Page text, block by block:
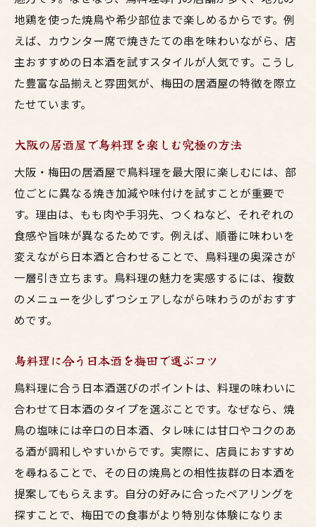
地鶏を使った焼鳥や希少部位まで楽しめるからです。例
えば、カウンター席で焼きたての串を味わいながら、店
主おすすめの日本酒を試すスタイルが人気です。こうし
た豊富な品揃えと雰囲気が、梅田の居酒屋の特徴を際立
たせています。
大阪の居酒屋で鳥料理を楽しむ究極の方法
大阪・梅田の居酒屋で鳥料理を最大限に楽しむには、部
位ごとに異なる焼き加減や味付けを試すことが重要で
す。理由は、もも肉や手羽先、つくねなど、それぞれの
食感や旨味が異なるためです。例えば、順番に味わいを
変えながら日本酒と合わせることで、鳥料理の奥深さが
一層引き立ちます。鳥料理の魅力を実感するには、複数
のメニューを少しずつシェアしながら味わうのがおすす
めです。
鳥料理に合う日本酒を梅田で選ぶコツ
鳥料理に合う日本酒選びのポイントは、料理の味わいに
合わせて日本酒のタイプを選ぶことです。なぜなら、焼
鳥の塩味には辛口の日本酒、タレ味には甘口やコクのあ
る酒が調和しやすいからです。実際に、店員におすすめ
を尋ねることで、その日の焼鳥との相性抜群の日本酒を
提案してもらえます。自分の好みに合ったペアリングを
探すことで、梅田での食事がより特別な体験になりま